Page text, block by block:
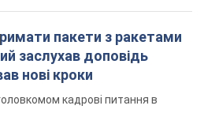
потужні вибухи:
і відео
під атакою дронів